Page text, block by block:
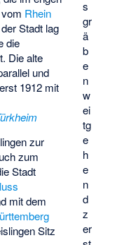
s
gr
ä
b
e
n
w
ei
tg
e
h
e
n
d
z
er
Rhein
Stadt lag
die
Die alte
und
1912 mit
zur
zum
Stadt
mit dem
Sitz